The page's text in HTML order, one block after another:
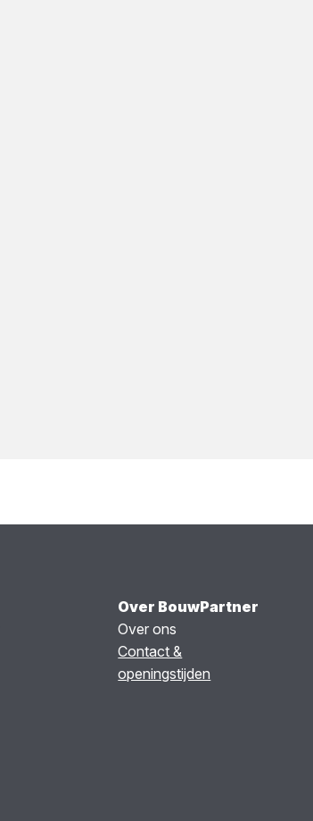
Over BouwPartner
Over ons
Contact &
openingstijden